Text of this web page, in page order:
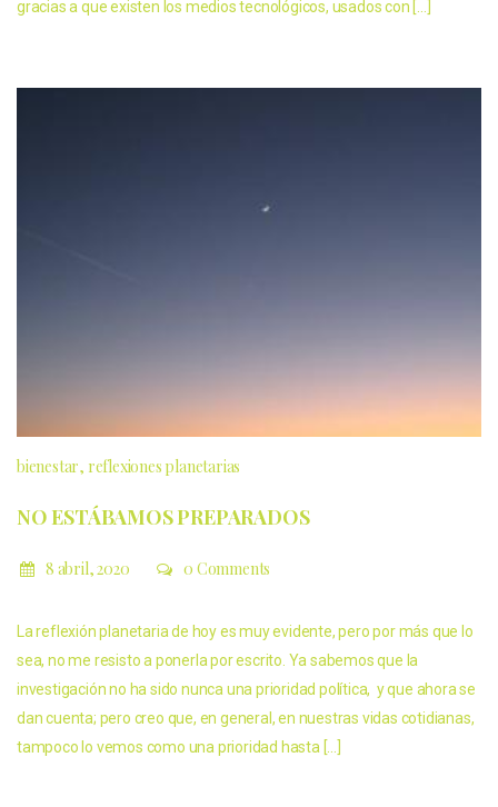
gracias a que existen los medios tecnológicos, usados con […]
bienestar reflexiones planetarias
NO ESTÁBAMOS PREPARADOS
8 abril, 2020 0 Comments
La reflexión planetaria de hoy es muy evidente, pero por más que lo
sea, no me resisto a ponerla por escrito. Ya sabemos que la
investigación no ha sido nunca una prioridad política, y que ahora se
dan cuenta; pero creo que, en general, en nuestras vidas cotidianas,
tampoco lo vemos como una prioridad hasta […]